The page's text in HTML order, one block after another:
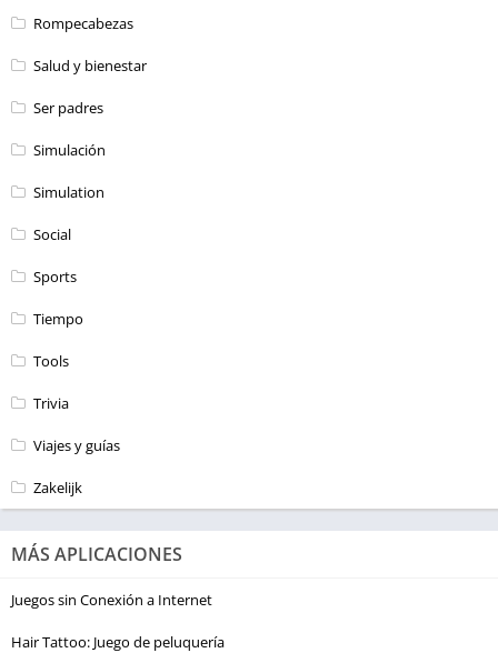
Rompecabezas
Salud y bienestar
Ser padres
Simulación
Simulation
Social
Sports
Tiempo
Tools
Trivia
Viajes y guías
Zakelijk
MÁS APLICACIONES
Juegos sin Conexión a Internet
Hair Tattoo: Juego de peluquería